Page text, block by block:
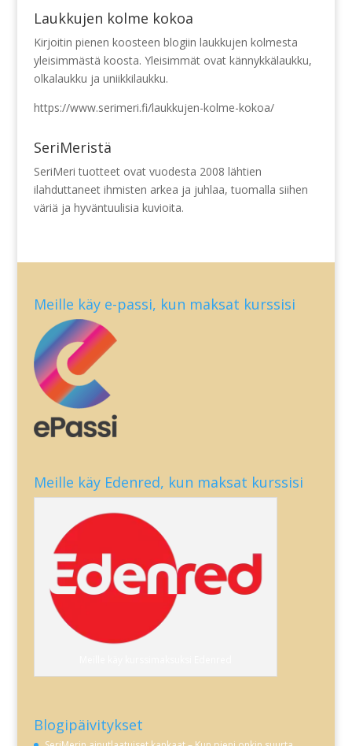
Laukkujen kolme kokoa
Kirjoitin pienen koosteen blogiin laukkujen kolmesta
yleisimmästä koosta. Yleisimmät ovat kännykkälaukku,
olkalaukku ja uniikkilaukku.
https://www.serimeri.fi/laukkujen-kolme-kokoa/
SeriMeristä
SeriMeri tuotteet ovat vuodesta 2008 lähtien
ilahduttaneet ihmisten arkea ja juhlaa, tuomalla siihen
väriä ja hyväntuulisia kuvioita.
Meille käy e-passi, kun maksat kurssisi
Meille käy Edenred, kun maksat kurssisi
Blogipäivitykset